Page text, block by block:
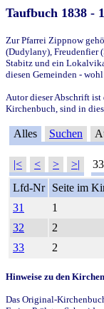
Taufbuch 1838 -
Zur Pfarrei Zippnow
(Dudylany), Freudenfier
Stabitz und ein
diesen Gemeinden -
Autor dieser Abschrift
Kirchenbuch, sind in
Alles Suchen
|< < > >|
Lfd-Nr
Seite im
31
1
32
2
33
2
Hinweise zu den
Das Original-